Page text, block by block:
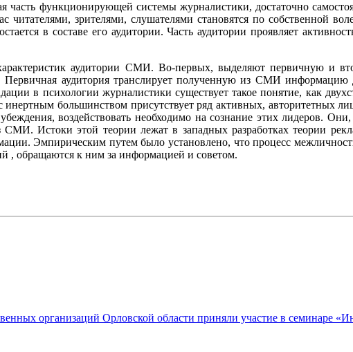
часть функционирующей системы журналистики, достаточно
читателями, зрителями, слушателями становятся по собственной
в составе его аудитории. Часть аудитории проявляет
аудитории СМИ. Во-первых, выделяют первичную и
аудитория транслирует полученную из СМИ информацию
в психологии журналистики существует такое понятие, как
большинством присутствует ряд активных, авторитетных
воздействовать необходимо на сознание этих лидеров.
Истоки этой теории лежат в западных разработках теории
Эмпирическим путем было установлено, что процесс
, обращаются к ним за информацией и советом.
организаций Орловской области приняли участие в семинаре